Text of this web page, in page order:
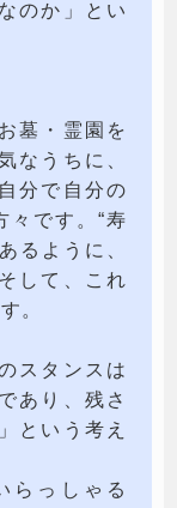
のか」とい
墓・霊園を
なうちに、
分で自分の
々です。“寿
るように、
して、これ
。
スタンスは
あり、残さ
という考え
らっしゃる